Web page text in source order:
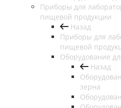
Приборы для
пищевой продукции
Назад
Приборы для
пищевой
Оборудование
Назад
зерна